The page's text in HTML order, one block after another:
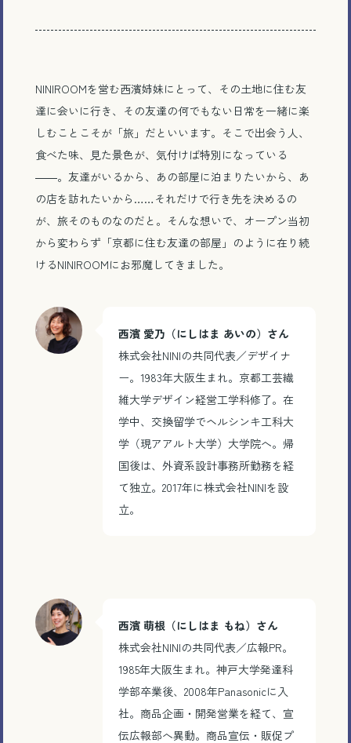
NINIROOMを営む西濱姉妹にとって、その土地に住む友
達に会いに行き、その友達の何でもない日常を一緒に楽
しむことこそが「旅」だといいます。そこで出会う人、
食べた味、見た景色が、気付けば特別になっている
――。友達がいるから、あの部屋に泊まりたいから、あ
の店を訪れたいから……それだけで行き先を決めるの
が、旅そのものなのだと。そんな想いで、オープン当初
から変わらず「京都に住む友達の部屋」のように在り続
けるNINIROOMにお邪魔してきました。
西濱 愛乃（にしはま あいの）さん
株式会社NINIの共同代表／デザイナ
ー。1983年大阪生まれ。京都工芸繊
維大学デザイン経営工学科修了。在
学中、交換留学でヘルシンキ工科大
学（現アアルト大学）大学院へ。帰
国後は、外資系設計事務所勤務を経
て独立。2017年に株式会社NINIを設
立。
西濱 萌根（にしはま もね）さん
株式会社NINIの共同代表／広報PR。
1985年大阪生まれ。神戸大学発達科
学部卒業後、2008年Panasonicに入
社。商品企画・開発営業を経て、宣
伝広報部へ異動。商品宣伝・販促プ